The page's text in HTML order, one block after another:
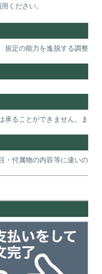
ください。
規定の能力を逸脱する調整
承ることができません。ま
・付属物の内容等に違いの